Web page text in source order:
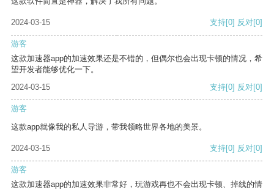
2024-03-15 支持[0] 反对[0]
游客
这款加速器app的加速效果还是不错的，但偶尔也会出现卡顿的情况，希
望开发者能够优化一下。
2024-03-15
支持[0] 反对[0]
游客
这款app就像我的私人导游，带我领略世界各地的美景。
2024-03-15 支持[0] 反对[0]
游客
这款加速器app的加速效果非常好，玩游戏再也不会出现卡顿、掉线的情